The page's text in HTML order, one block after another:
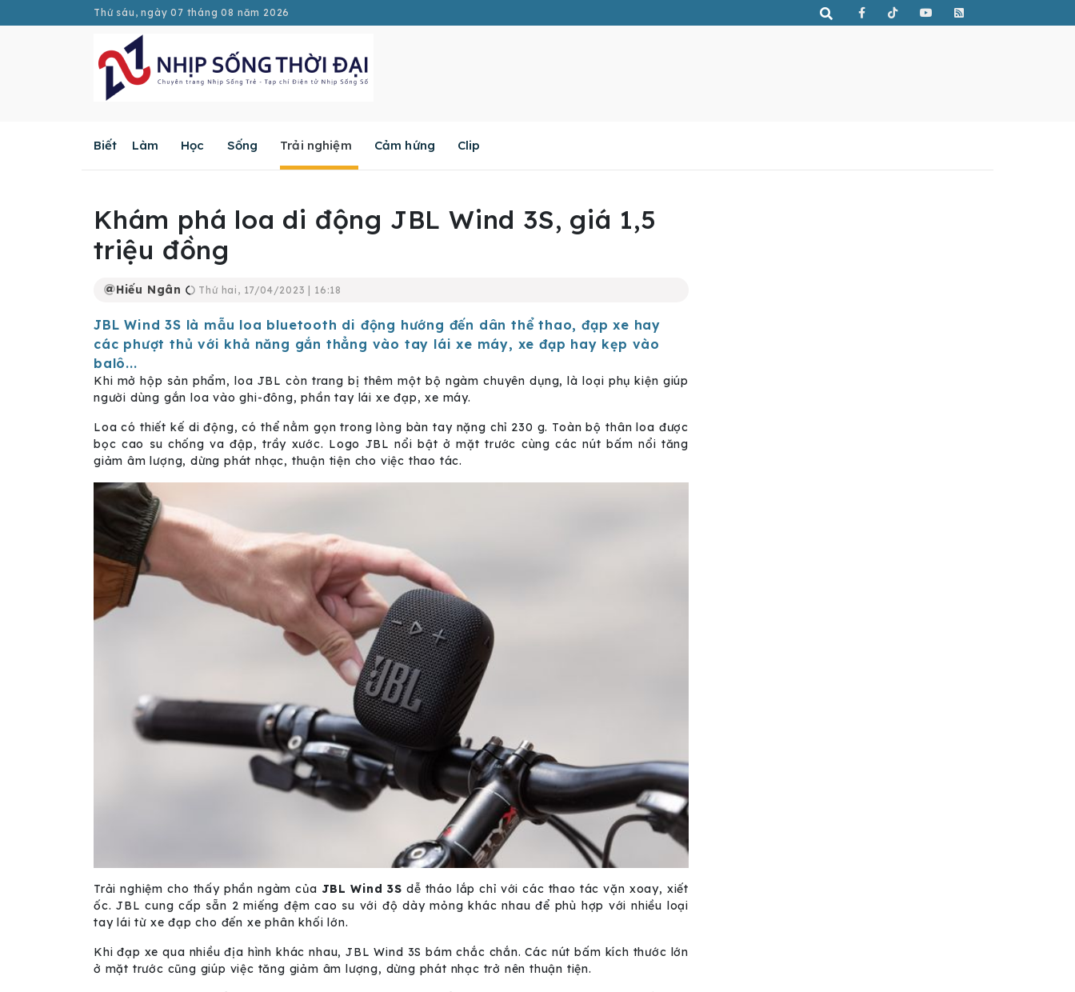
Thứ sáu, ngày 07 tháng 08 năm 2026
Biết Làm Học Sống Trải nghiệm Cảm hứng Clip
Khám phá loa di động JBL Wind 3S, giá 1,5
triệu đồng
Hiếu Ngân Thứ hai, 17/04/2023 | 16:18
JBL Wind 3S là mẫu loa bluetooth di động hướng đến dân thể thao, đạp xe hay
các phượt thủ với khả năng gắn thẳng vào tay lái xe máy, xe đạp hay kẹp vào
balô...
Khi mở hộp sản phẩm, loa JBL còn trang bị thêm một bộ ngàm chuyên dụng, là loại phụ kiện giúp
người dùng gắn loa vào ghi-đông, phần tay lái xe đạp, xe máy.
Loa có thiết kế di động, có thể nằm gọn trong lòng bàn tay nặng chỉ 230 g. Toàn bộ thân loa được
bọc cao su chống va đập, trầy xước. Logo JBL nổi bật ở mặt trước cùng các nút bấm nổi tăng
giảm âm lượng, dừng phát nhạc, thuận tiện cho việc thao tác.
Trải nghiệm cho thấy phần ngàm của JBL Wind 3S dễ tháo lắp chỉ với các thao tác vặn xoay, xiết
ốc. JBL cung cấp sẵn 2 miếng đệm cao su với độ dày mỏng khác nhau để phù hợp với nhiều loại
tay lái từ xe đạp cho đến xe phân khối lớn.
Khi đạp xe qua nhiều địa hình khác nhau, JBL Wind 3S bám chắc chắn. Các nút bấm kích thước lớn
ở mặt trước cũng giúp việc tăng giảm âm lượng, dừng phát nhạc trở nên thuận tiện.